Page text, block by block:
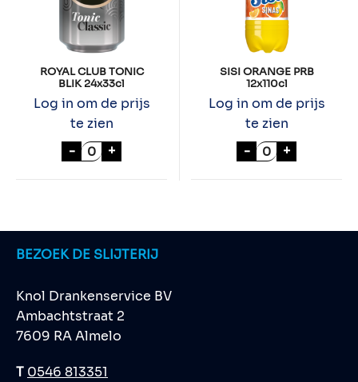
ROYAL CLUB TONIC
BLIK 24x33cl
Log in om de prijs
te zien
- ROYAL CLUB TONIC BLIK 24x33cl aantal
+
SISI ORANGE PRB
12x110cl
Log in om de prijs
te zien
- SISI ORANGE
+
BEZOEK DE SLIJTERIJ
Knol Drankenservice BV
Ambachtstraat 2
7609 RA Almelo
T 0546 813351